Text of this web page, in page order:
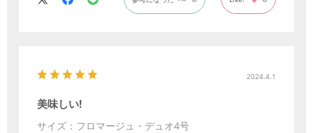
2024.4.1
美味しい!
サイズ：フロマージュ・デュオ4号